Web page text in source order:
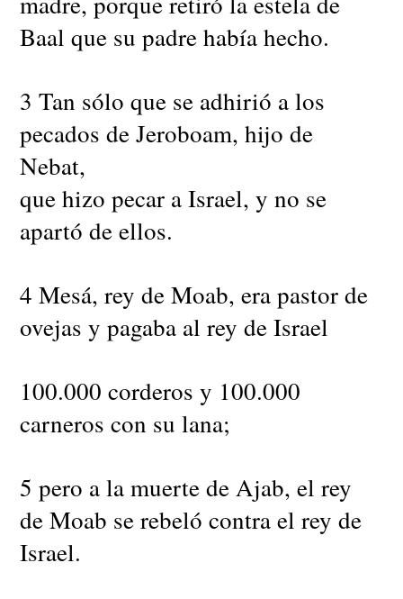
Baal que su padre había hecho.
3 Tan sólo que se adhirió a los
pecados de Jeroboam, hijo de
Nebat,
que hizo pecar a Israel, y no se
apartó de ellos.
4 Mesá, rey de Moab, era pastor de
ovejas y pagaba al rey de Israel
100.000 corderos y 100.000
carneros con su lana;
5 pero a la muerte de Ajab, el rey
de Moab se rebeló contra el rey de
Israel.